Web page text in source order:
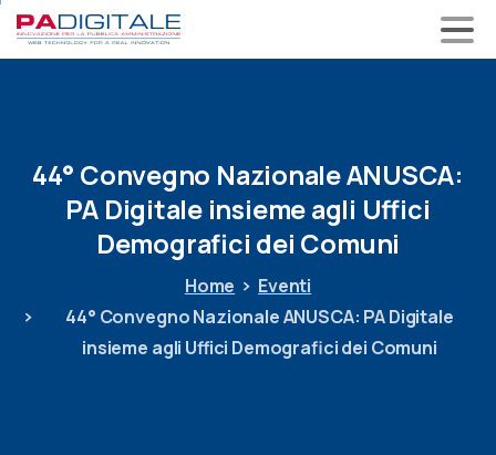
44° Convegno NazionaleANUSCA:
PA Digitale insiemeagli Uffici
Demografici dei Comuni
Home
Eventi
44° Convegno Nazionale ANUSCA: PA Digitale
insieme agli Uffici Demografici dei Comuni